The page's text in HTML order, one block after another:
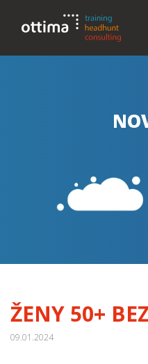
ŽENY 50+
09.01.2024